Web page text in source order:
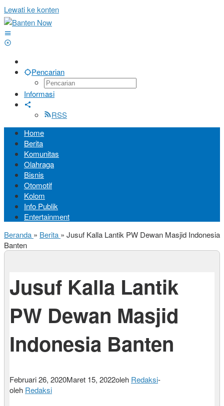
Lewati ke konten
Pencarian
Informasi
RSS
Home
Berita
Komunitas
Olahraga
Bisnis
Otomotif
Kolom
Info Publik
Entertainment
Beranda » Berita » Jusuf Kalla Lantik PW Dewan Masjid Indonesia
Banten
Jusuf Kalla Lantik
PW Dewan Masjid
Indonesia Banten
Februari 26, 2020Maret 15, 2022oleh Redaksi-
oleh Redaksi